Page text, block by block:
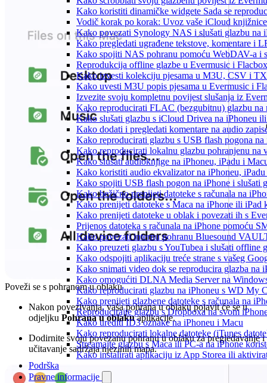
Kako koristiti dinamičke widgete Sada se
Vodič korak po korak: Uvoz vaše iCloud
Kako povezati Synology NAS i slušati glazbu na
Kako pregledati ugrađene tekstove, komentare i
Kako spojiti NAS pohranu pomoću WebDAV-a i
Reprodukcija offline glazbe u Evermusic i
Kako izvesti kolekciju pjesama u M3U, CSV i
Kako uvesti M3U popis pjesama u Evermusic i
Izvezite svoju kompletnu povijest slušanja iz
Kako reproducirati FLAC (bezgubitnu) glazbu na
Kako slušati glazbu s iCloud Drivea na iPhoneu
Kako dodati i pregledati komentare na audio
Kako reproducirati glazbu s USB flash pogona
Kako reproducirati lokalnu glazbu pohranjenu na
Kako slušati audioknjige na iPhoneu, iPadu i
Kako koristiti audio ekvalizator na iPhoneu,
Kako spojiti USB flash pogon na iPhone i slušati
Kako bežično prenijeti datoteke s računala na
Kako prenijeti datoteke s Maca na iPhone ili iPad
Kako prenijeti datoteke u oblak i povezati ih s
Prijenos datoteka s računala na iPhone pomoću
Kako povezati internu pohranu Bluesound
Kako preuzeti glazbu s YouTubea i slušati offline
Kako odspojiti aplikaciju treće strane s vašeg
Kako snimati video dok se reproducira glazba na
Kako omogućiti DLNA Media Server na
Kako reproducirati glazbu na iPhoneu s WD My
Kako prenijeti glazbene datoteke s računala na
Reproducirajte glazbu s Dropboxa na svom
Kako urediti ID3 oznake na iPhoneu i Macu
Kako reproducirati lokalne datoteke (iTunes
Streamajte glazbu s Maca ili PC-a na iPhone
Kako instalirati aplikaciju iz App Storea ili
Podrška
Pravne informacije
Poveži se s pohranom u oblaku
Nakon povezivanja, vaša pohrana u oblaku pojavit će se u
odjeljku Pohrana u oblakuaplikacije.
Dodirnite svoju povezanu pohranu u oblaku za pregledavanje i
učitavanje sadržaja njezinih mapa.